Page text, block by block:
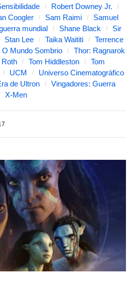
Robert Downey Jr.
Coogler Sam Raimi
Samuel
mundial Shane Black
Sir
Stan Lee Taika Waititi
Terrence
O Mundo Sombrio
Thor: Ragnarok
Roth Tom Hiddleston
Tom
UCM
Universo Cinematográfico
de Ultron
Vingadores: Guerra
X-Men